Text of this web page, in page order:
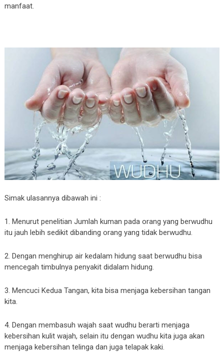
manfaat.
Simak ulasannya dibawah ini :
1. Menurut penelitian Jumlah kuman pada orang yang berwudhu
itu jauh lebih sedikit dibanding orang yang tidak berwudhu.
2. Dengan menghirup air kedalam hidung saat berwudhu bisa
mencegah timbulnya penyakit didalam hidung.
3. Mencuci Kedua Tangan, kita bisa menjaga kebersihan tangan
kita.
4. Dengan membasuh wajah saat wudhu berarti menjaga
kebersihan kulit wajah, selain itu dengan wudhu kita juga akan
menjaga kebersihan telinga dan juga telapak kaki.